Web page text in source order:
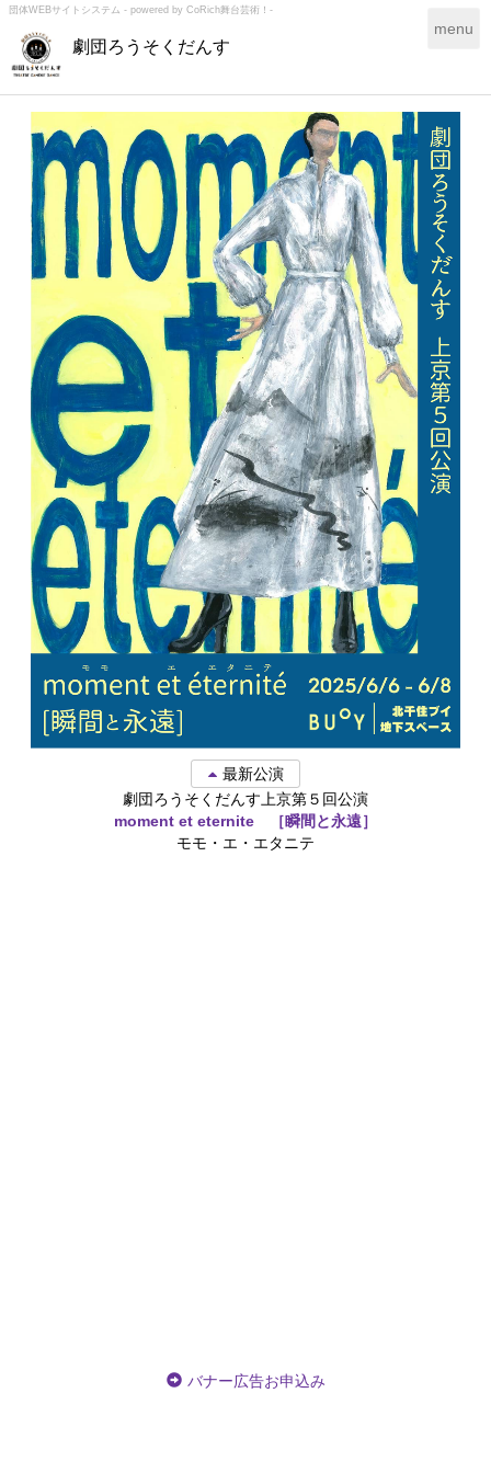
団体WEBサイトシステム - powered by CoRich舞台芸術！-
劇団ろうそくだんす
T
g
l
e
n
a
v
i
g
a
t
i
o
n
menu
最新公演
劇団ろうそくだんす上京第５回公演
moment et eternite ［瞬間と永遠］
モモ・エ・エタニテ
バナー広告お申込み